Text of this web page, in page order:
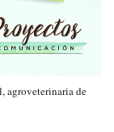
agroveterinaria de